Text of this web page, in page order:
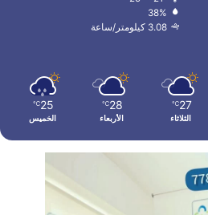
38%
3.08 كيلومتر/ساعة
27
℃
الثلاثاء
28
℃
الأربعاء
25
℃
الخميس